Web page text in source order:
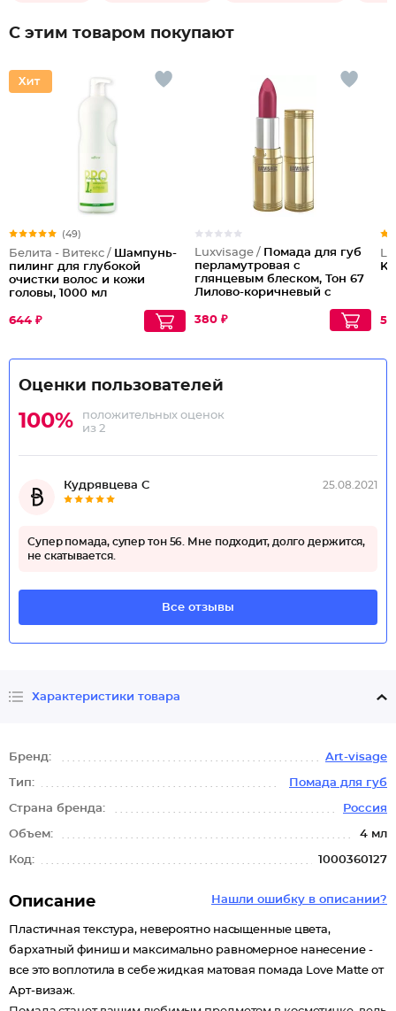
С этим товаром покупают
(49)
Белита - Витекс / Шампунь-
пилинг для глубокой
очистки волос и кожи
головы, 1000 мл
644 ₽
Luxvisage / Помада для губ
перламутровая с
глянцевым блеском, Тон 67
Лилово-коричневый с
перламутром
380 ₽
Оценки пользователей
100%
положительных оценок
из 2
Кудрявцева С 25.08.2021
Супер помада, супер тон 56. Мне подходит, долго держится,
не скатывается.
Все отзывы
Характеристики товара
Бренд: Art-visage
Тип: Помада для губ
Страна бренда: Россия
Объем: 4 мл
Код: 1000360127
Нашли ошибку в описании?
Описание
Пластичная текстура, невероятно насыщенные цвета,
бархатный финиш и максимально равномерное нанесение -
все это воплотила в себе жидкая матовая помада Love Matte от
Арт-визаж.